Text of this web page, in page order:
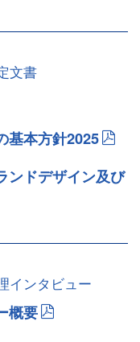
文書
基本方針2025
ンドデザイン及び
インタビュー
概要